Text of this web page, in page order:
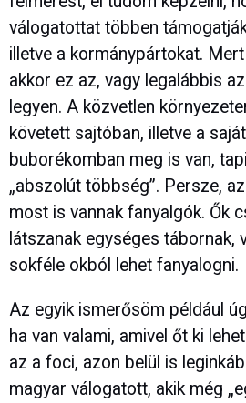
válogatottat többen
illetve a kormánypártokat.
akkor ez az, vagy legalábbis
legyen. A közvetlen
követett sajtóban, illetve a
buborékomban meg is van,
„abszolút többség”. Persze,
most is vannak fanyalgók. Ők
látszanak egységes tábornak,
sokféle okból lehet fanyalogni.
Az egyik ismerősöm például
ha van valami, amivel őt ki
az a foci, azon belül is
magyar válogatott, akik még